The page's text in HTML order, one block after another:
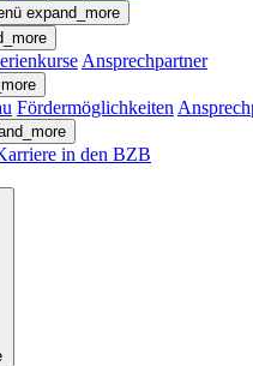
expand_more
Ansprechpartner
Fördermöglichkeiten
in den BZB